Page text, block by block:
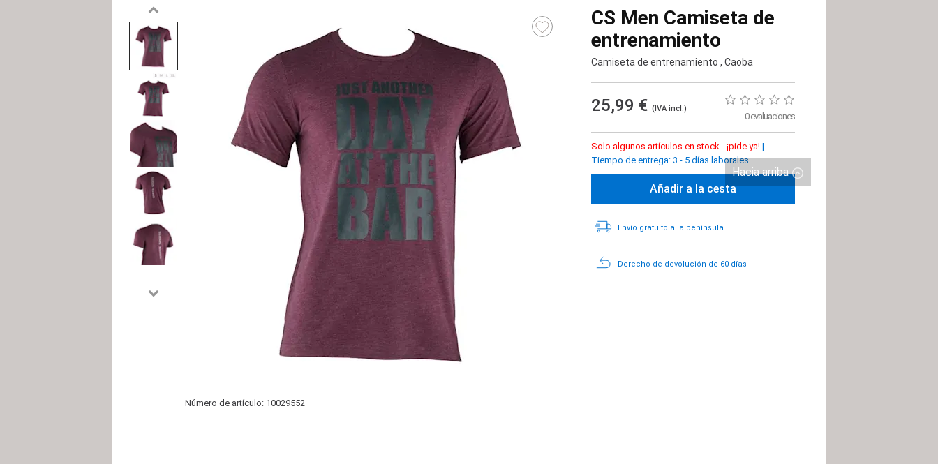
CS Men Camiseta de
entrenamiento
Camiseta de entrenamiento , Caoba
25,99 € (IVA incl.)
0 evaluaciones
Solo algunos artículos en stock - ¡pide ya! |
Tiempo de entrega: 3 - 5 días laborales
Añadir a la cesta
Envío gratuito a la península
Derecho de devolución de 60 días
Número de artículo: 10029552
Hacia arriba